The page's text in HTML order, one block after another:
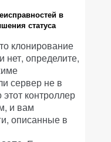
в
статуса
клонирование
определите,
сервер не в
контроллер
и вам
описанные в